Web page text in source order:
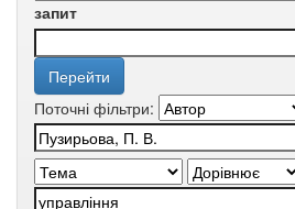
запит
Поточні фільтри: